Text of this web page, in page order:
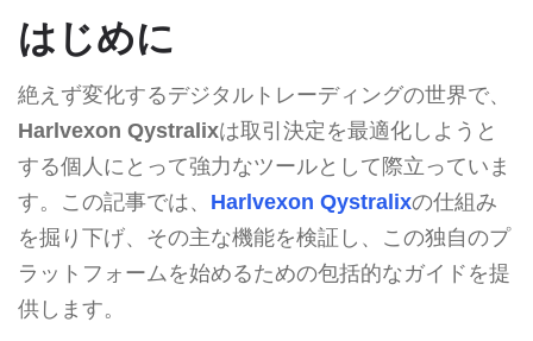
はじめに
絶えず変化するデジタルトレーディングの世界で、
Harlvexon Qystralixは取引決定を最適化しようと
する個人にとって強力なツールとして際立っていま
す。この記事では、 Harlvexon Qystralixの仕組み
を掘り下げ、その主な機能を検証し、この独自のプ
ラットフォームを始めるための包括的なガイドを提
供します。